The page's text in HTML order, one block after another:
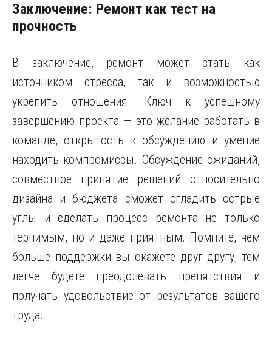
Заключение: Ремонт как тест на
прочность
В заключение, ремонт может стать как
источником стресса, так и возможностью
укрепить отношения. Ключ к успешному
завершению проекта — это желание работать в
команде, открытость к обсуждению и умение
находить компромиссы. Обсуждение ожиданий,
совместное принятие решений относительно
дизайна и бюджета сможет сгладить острые
углы и сделать процесс ремонта не только
терпимым, но и даже приятным. Помните, чем
больше поддержки вы окажете друг другу, тем
легче будете преодолевать препятствия и
получать удовольствие от результатов вашего
труда.